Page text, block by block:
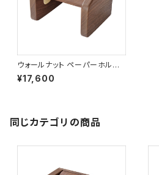
ウォールナット ペーパーホルダ
ー角型 ［TH-2W］
¥17,600
同じカテゴリの商品